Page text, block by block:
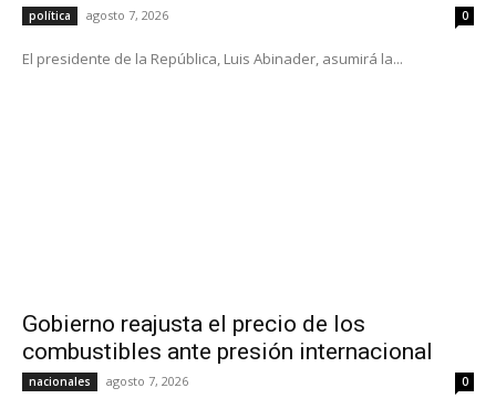
política agosto 7, 2026 0
El presidente de la República, Luis Abinader, asumirá la...
Gobierno reajusta el precio de los
combustibles ante presión internacional
nacionales agosto 7, 2026 0